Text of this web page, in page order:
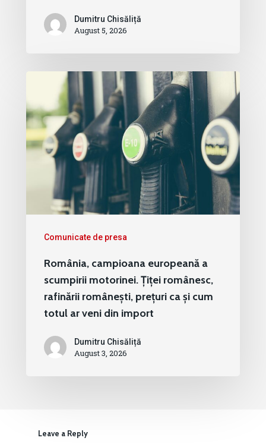
Dumitru Chisăliță
August 5, 2026
Comunicate de presa
România, campioana europeană a
scumpirii motorinei. Țiței românesc,
rafinării românești, prețuri ca și cum
totul ar veni din import
Dumitru Chisăliță
August 3, 2026
Leave a Reply